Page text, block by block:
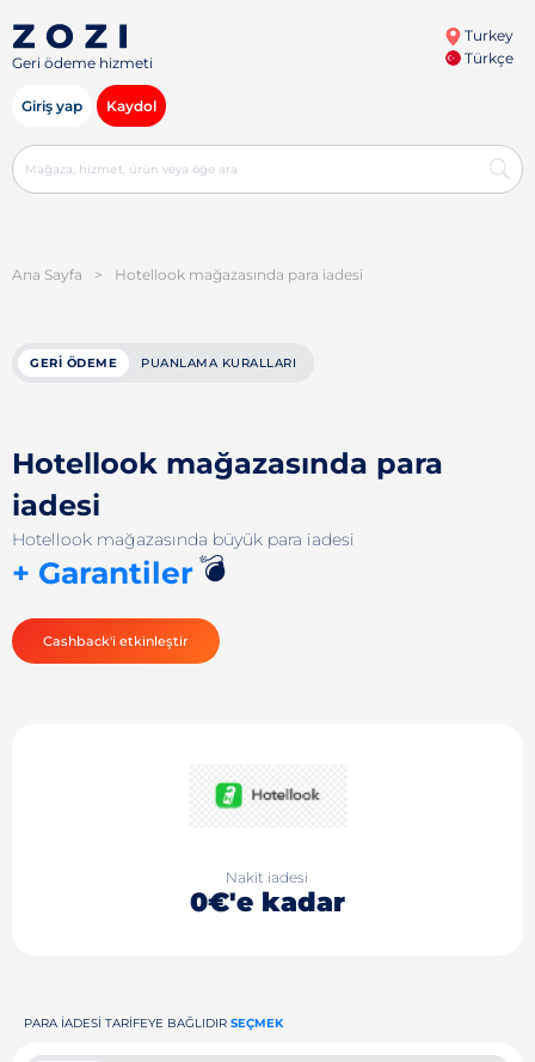
Geri ödeme hizmeti
Turkey
Türkçe
Giriş yap Kaydol
Ana Sayfa > Hotellook mağazasında para iadesi
GERI ÖDEME PUANLAMA KURALLARI
Hotellook mağazasında para
iadesi
Hotellook mağazasında büyük para iadesi
+ Garantiler💣
Cashback'i etkinleştir
Nakit iadesi
0€'e kadar
PARA IADESI TARIFEYE BAĞLIDIR SEÇMEK